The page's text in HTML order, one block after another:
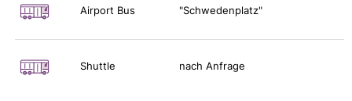
Airport Bus "Schwedenplatz"
Shuttle nach Anfrage